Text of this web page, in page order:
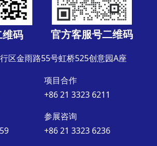
码 官方客服号二维码
区金雨路55号虹桥525创意园A座
项目合作
+86 21 3323 6211
参展咨询
+86 21 3323 6236